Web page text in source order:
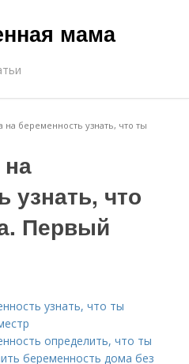
мама
на беременность узнать, что ты
на
узнать, что
Первый
узнать, что ты
определить, что ты
беременность дома без